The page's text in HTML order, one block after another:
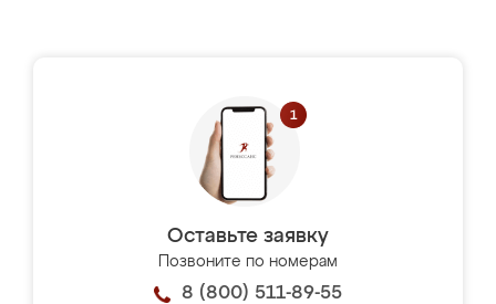
Оставьте заявку
Позвоните по номерам
8 (800) 511-89-55